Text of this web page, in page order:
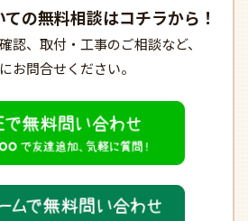
ての無料相談はコチラから！
認、 取付・工事のご相談など、
お問合せください。